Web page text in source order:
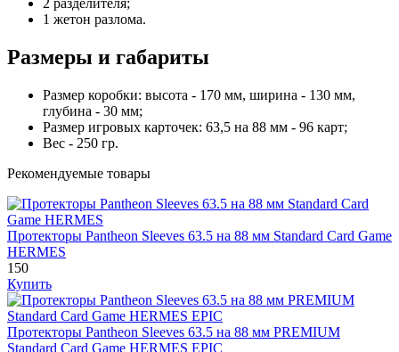
2 разделителя;
1 жетон разлома.
Размеры и габариты
Размер коробки: высота - 170 мм, ширина - 130 мм,
глубина - 30 мм;
Размер игровых карточек: 63,5 на 88 мм - 96 карт;
Вес - 250 гр.
Рекомендуемые товары
Протекторы Pantheon Sleeves 63.5 на 88 мм Standard Card Game
HERMES
150
Купить
Протекторы Pantheon Sleeves 63.5 на 88 мм PREMIUM
Standard Card Game HERMES EPIC